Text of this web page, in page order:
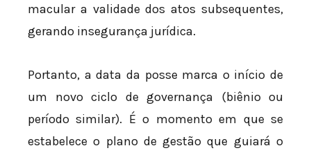
macular a validade dos atos subsequentes,
gerando insegurança jurídica.
Portanto, a data da posse marca o início de
um novo ciclo de governança (biênio ou
período similar). É o momento em que se
estabelece o plano de gestão que guiará o